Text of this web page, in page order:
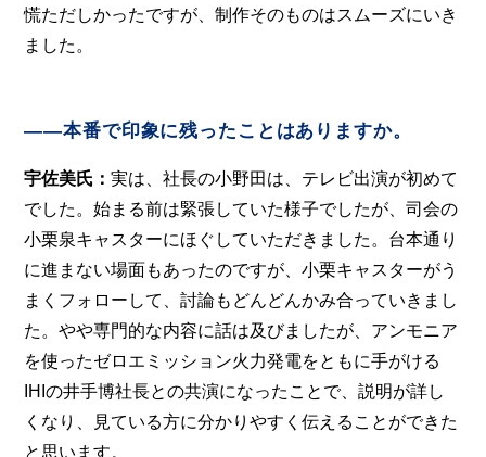
慌ただしかったですが、制作そのものはスムーズにいき
ました。
――本番で印象に残ったことはありますか。
宇佐美氏：実は、社長の小野田は、テレビ出演が初めて
でした。始まる前は緊張していた様子でしたが、司会の
小栗泉キャスターにほぐしていただきました。台本通り
に進まない場面もあったのですが、小栗キャスターがう
まくフォローして、討論もどんどんかみ合っていきまし
た。やや専門的な内容に話は及びましたが、アンモニア
を使ったゼロエミッション火力発電をともに手がける
IHIの井手博社長との共演になったことで、説明が詳し
くなり、見ている方に分かりやすく伝えることができた
と思います。